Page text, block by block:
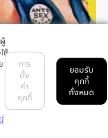
ราว่าอยู่ตรงไหน หาก
ละทุกคนพูดเป็นเสียง
ช้
การ
ตั้ง
ค่า
คุกกี้
ยอมรับ
คุกกี้
ทั้งหมด